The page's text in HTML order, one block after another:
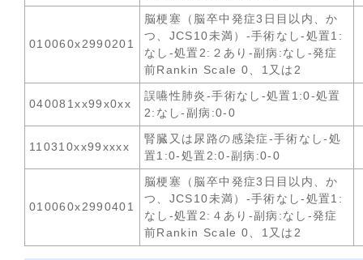
010060x2990201
脳梗塞（脳卒中発症3日目以内、か
つ、JCS10未満）-手術なし-処置1:
なし-処置2:２あり-副病:なし-発症
前Rankin Scale 0、1又は2
040081xx99x0xx
誤嚥性肺炎-手術なし-処置1:0-処置
2:なし-副病:0-0
110310xx99xxxx
腎臓又は尿路の感染症-手術なし-処
置1:0-処置2:0-副病:0-0
010060x2990401
脳梗塞（脳卒中発症3日目以内、か
つ、JCS10未満）-手術なし-処置1:
なし-処置2:４あり-副病:なし-発症
前Rankin Scale 0、1又は2